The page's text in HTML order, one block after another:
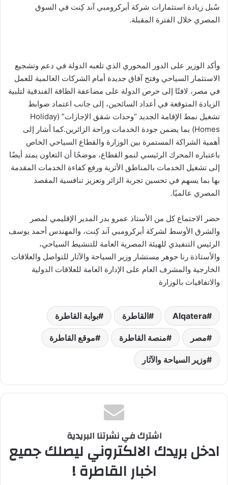
سُبل زيادة استثمارات شركة أبركرومبي آند كِنت في السوق
المصري خلال الفترة المقبلة.
وأكد الوزير على الدور المحوري الذي تلعبه الدولة في دعم وتشجيع
الاستثمار السياحي وفتح آفاق جديدة أمام الشركات العالمية للعمل
في مصر، لافتًا إلى حرص الدولة على مضاعفة الطاقة الفندقية لتلبية
الزيادة المتوقعة في أعداد السائحين، إلى جانب اعتماد ضوابط
تشغيل نمط الإقامة الجديد “وحدات شقق الإجازات” (Holiday
Homes) بما يضمن جودة الخدمات وراحة الزائرين.كما أشار إلى
أهمية الشراكة المستمرة بين الوزارة والقطاع السياحي الخاص
باعتباره المحرك الرئيسي لنمو القطاع، موضحًا أن التعاون يمتد أيضًا
إلى تشغيل الخدمات بالمناطق الأثرية ورفع كفاءة الخدمات المقدمة
بها بما يسهم في تحسين تجربة الزائر وتعزيز تنافسية المقصد
المصري عالميًا.
حضر الاجتماع كل من الأستاذ عمرو بدر المدير الإقليمي لمصر
والشرق الأوسط لشركة أبركرومبي آند كِنت، والمهندس أحمد يوسف
الرئيس التنفيذي للهيئة المصرية العامة للتنشيط السياحي،
والأستاذة رنا جوهر مستشار وزير السياحة والآثار للتواصل والعلاقات
الخارجية والمشرف العام على الإدارة العامة للعلاقات الدولية
والاتفاقيات بالوزارة
Alqatera القاطرة بوابة القاطرة
مصر منصة القاطرة موقع القاطرة
وزير السياحة والآثار
اشترك في نشرتنا البريدية
ادخل بريدك الالكتروني ليصلك جميع
اخبار القاطرة !